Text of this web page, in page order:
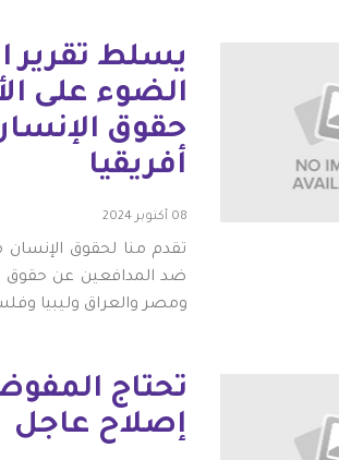
الضوء على
حقوق
أفريقيا
08 أكتوبر 2024
تقدم منا لحقوق الإنسان
ضد المدافعين عن حقوق
ومصر والعراق وليبيا
تحتاج
إصلاح عاجل